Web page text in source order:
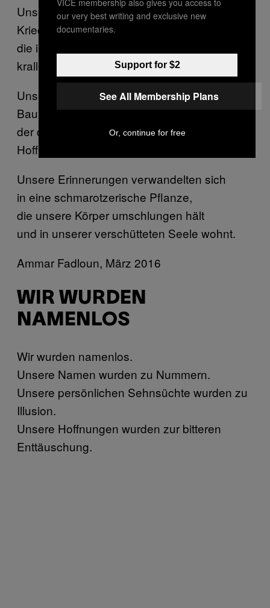
Unsere Erinnerungen wachsen wie verrückte
Kriechpflanzen,
die ihre Wurzeln in unsere müden Wunden
krallen.
Unsere Erinnerungen wachsen wie eine
Baum,
der das Sonnenlicht abhält, und uns jede
Hoffnung raubt.
Unsere Erinnerungen verwandelten sich
in eine schmarotzerische Pflanze,
die unsere Körper umschlungen hält
und in unserer verschütteten Seele wohnt.
Ammar Fadloun, März 2016
WIR WURDEN
NAMENLOS
Wir wurden namenlos.
Unsere Namen wurden zu Nummern.
Unsere persönlichen Sehnsüchte wurden zu
Illusion.
Unsere Hoffnungen wurden zur bitteren
Enttäuschung.
our very best writing and exclusive new
documentaries.
Support for $2
See All Membership Plans
Or, continue for free